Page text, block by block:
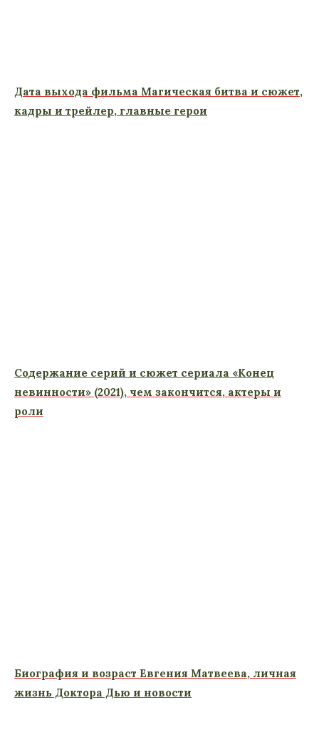
Дата выхода фильма Магическая битва и сюжет,
кадры и трейлер, главные герои
Содержание серий и сюжет сериала «Конец
невинности» (2021), чем закончится, актеры и
роли
Биография и возраст Евгения Матвеева, личная
жизнь Доктора Дью и новости